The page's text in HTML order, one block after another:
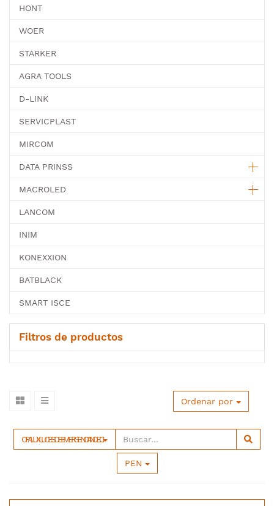
HONT
WOER
STARKER
AGRA TOOLS
D-LINK
SERVICPLAST
MIRCOM
DATA PRINSS
MACROLED
LANCOM
INIM
KONEXXION
BATBLACK
SMART ISCE
Filtros de productos
OPALUX LUCES DE EMERGENCIA INDECI
PEN
Ordenar por